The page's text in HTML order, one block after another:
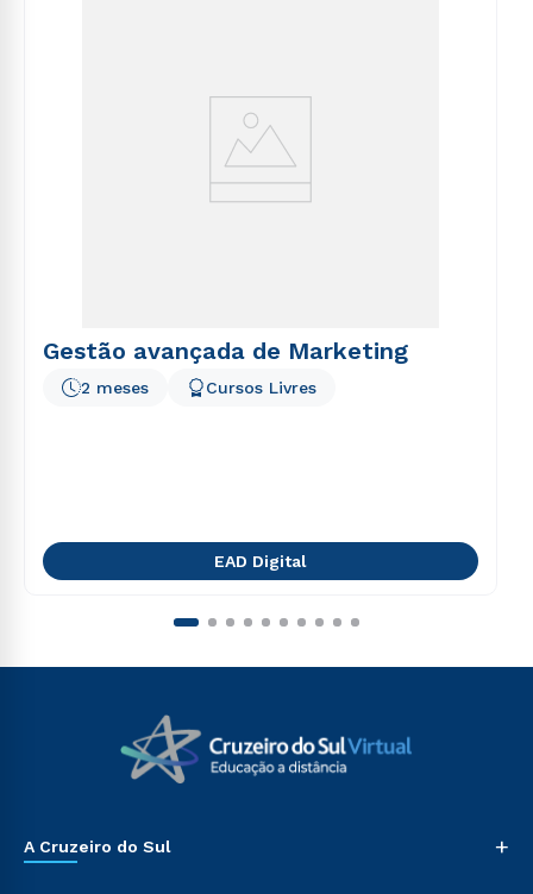
Gestão avançada de Marketing
2 meses Cursos Livres
EAD Digital
A Cruzeiro do Sul +